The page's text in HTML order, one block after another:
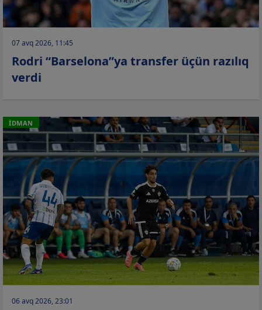
07 avq 2026, 11:45
Rodri “Barselona”ya transfer üçün razılıq
verdi
İDMAN
06 avq 2026, 23:01